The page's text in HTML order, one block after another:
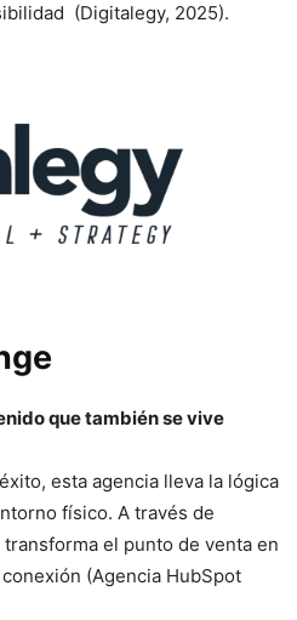
(Digitalegy, 2025).
que también se vive
esta agencia lleva la lógica
físico. A través de
el punto de venta en
(Agencia HubSpot